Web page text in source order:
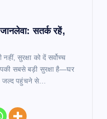
सतर्क रहें,
सुरक्षा को दें सर्वोच्च
सबसे बड़ी सुरक्षा है—घर
जल्द पहुंचने से…